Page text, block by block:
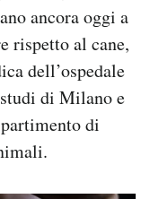
ancora oggi a
rispetto al cane,
dell’ospedale
di Milano e
di